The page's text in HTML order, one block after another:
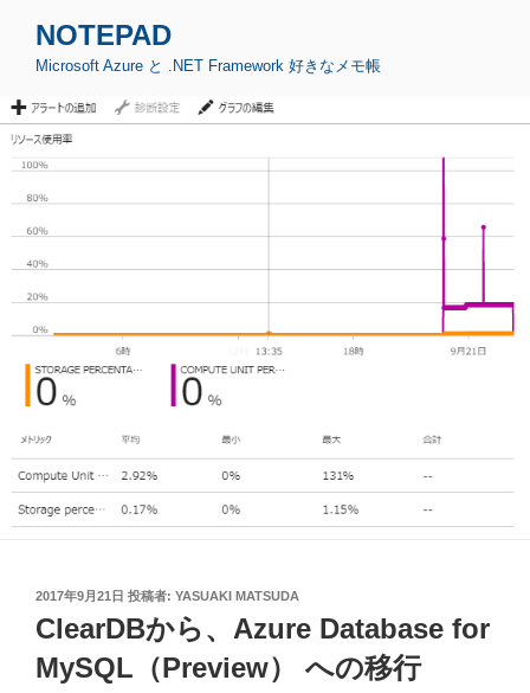
ツ
ッ
プ
NOTEPAD
Microsoft Azure と .NET Framework 好きなメモ帳
投
稿
日:
2017年9月21日 投稿者: YASUAKI MATSUDA
ClearDBから、Azure Database for
MySQL（Preview） への移行